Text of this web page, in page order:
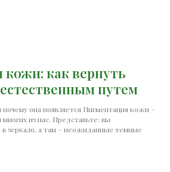
как вернуть
путем
она появляется Пигментация кожи –
из нас. Представьте: вы
зеркало, а там – неожиданные темные